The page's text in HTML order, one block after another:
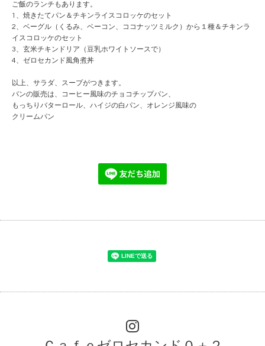
ご飯のランチもあります。
1、焼きたてパン＆チキンライスコロッケのセット
2、ベーグル（くるみ、ベーコン、ココナッツミルク）から１種＆チキンラ
イスコロッケのセット
3、玄米チキンドリア（豆乳ホワイトソースで）
4、ゼロセカンド風角煮丼
以上、サラダ、スープがつきます。
パンの販売は、コーヒー風味のチョコチップパン、
もっちりバターロール、ハイジの白パン、オレンジ風味の
クリームパン